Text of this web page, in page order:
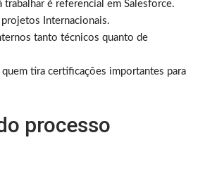
trabalhar é referencial em Salesforce.
Internacionais.
tanto técnicos quanto de
tira certificações importantes para
processo